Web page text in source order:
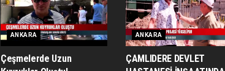
ANKARA
Çeşmelerde Uzun
ANKARA
ÇAMLIDERE DEVLET